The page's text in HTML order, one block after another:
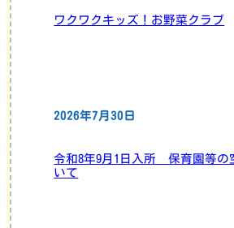
ワクワクキッズ！お野菜クラブ
2026年7月30日
令和8年9月1日入所 保育園等の
いて